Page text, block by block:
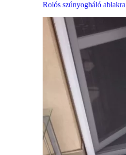
Rolós szúnyogháló ablakra